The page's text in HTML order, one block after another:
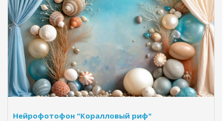
Нейрофотофон "Коралловый риф"